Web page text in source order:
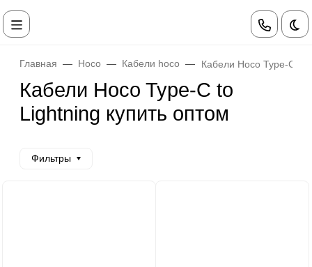
Главная Hoco Кабели hoco Кабели Hoco Type-C to
Кабели Hoco Type-C to
Lightning купить оптом
Фильтры